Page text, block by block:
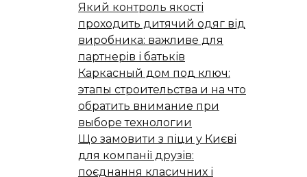
Який контроль якості
проходить дитячий одяг від
виробника: важливе для
партнерів і батьків
Каркасный дом под ключ:
этапы строительства и на что
обратить внимание при
выборе технологии
Що замовити з піци у Києві
для компанії друзів:
поєднання класичних і